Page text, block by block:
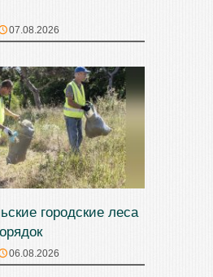
07.08.2026
городские леса
06.08.2026